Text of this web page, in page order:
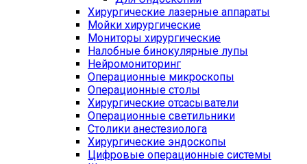
Хирургические лазерные аппараты
Мойки хирургические
Мониторы хирургические
Налобные бинокулярные лупы
Нейромониторинг
Операционные микроскопы
Операционные столы
Хирургические отсасыватели
Операционные светильники
Столики анестезиолога
Хирургические эндоскопы
Цифровые операционные системы